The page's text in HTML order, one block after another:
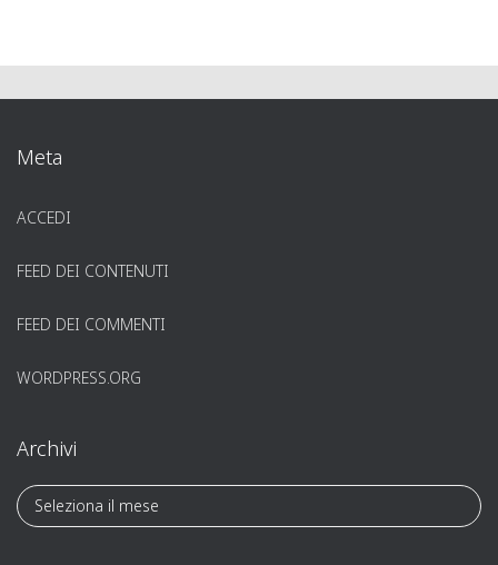
Meta
ACCEDI
FEED DEI CONTENUTI
FEED DEI COMMENTI
WORDPRESS.ORG
Archivi
A
r